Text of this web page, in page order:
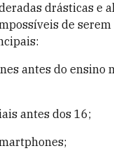
drásticas e
de serem
antes do ensino
antes dos 16;